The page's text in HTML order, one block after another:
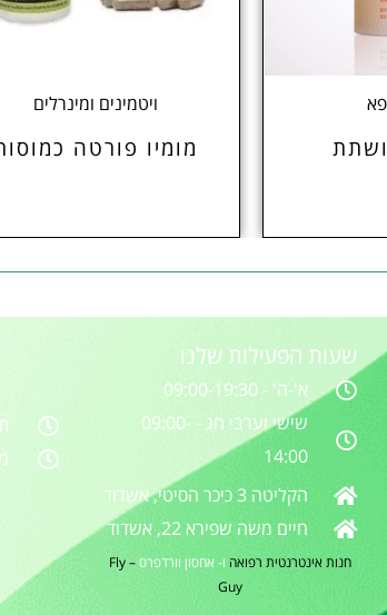
ויטמינים ומינרלים
מומיו פורטה
שעות הפעילות שלנו
א'-ה' - 09:00-19:30
שישי וערבי חג - 09:00-
14:00
הקליטה 3 כיכר הסיטי, אשדוד
חיים משה שפירא 22, אשדוד
חנות אינטרנטית רפואה ו- אחסון וורדפרס–
Fly
Guy